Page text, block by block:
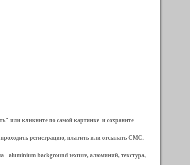
или кликните по самой картинке и сохраните
регистрацию, платить или отсылать СМС.
- aluminium background texture, алюминий, текстура,